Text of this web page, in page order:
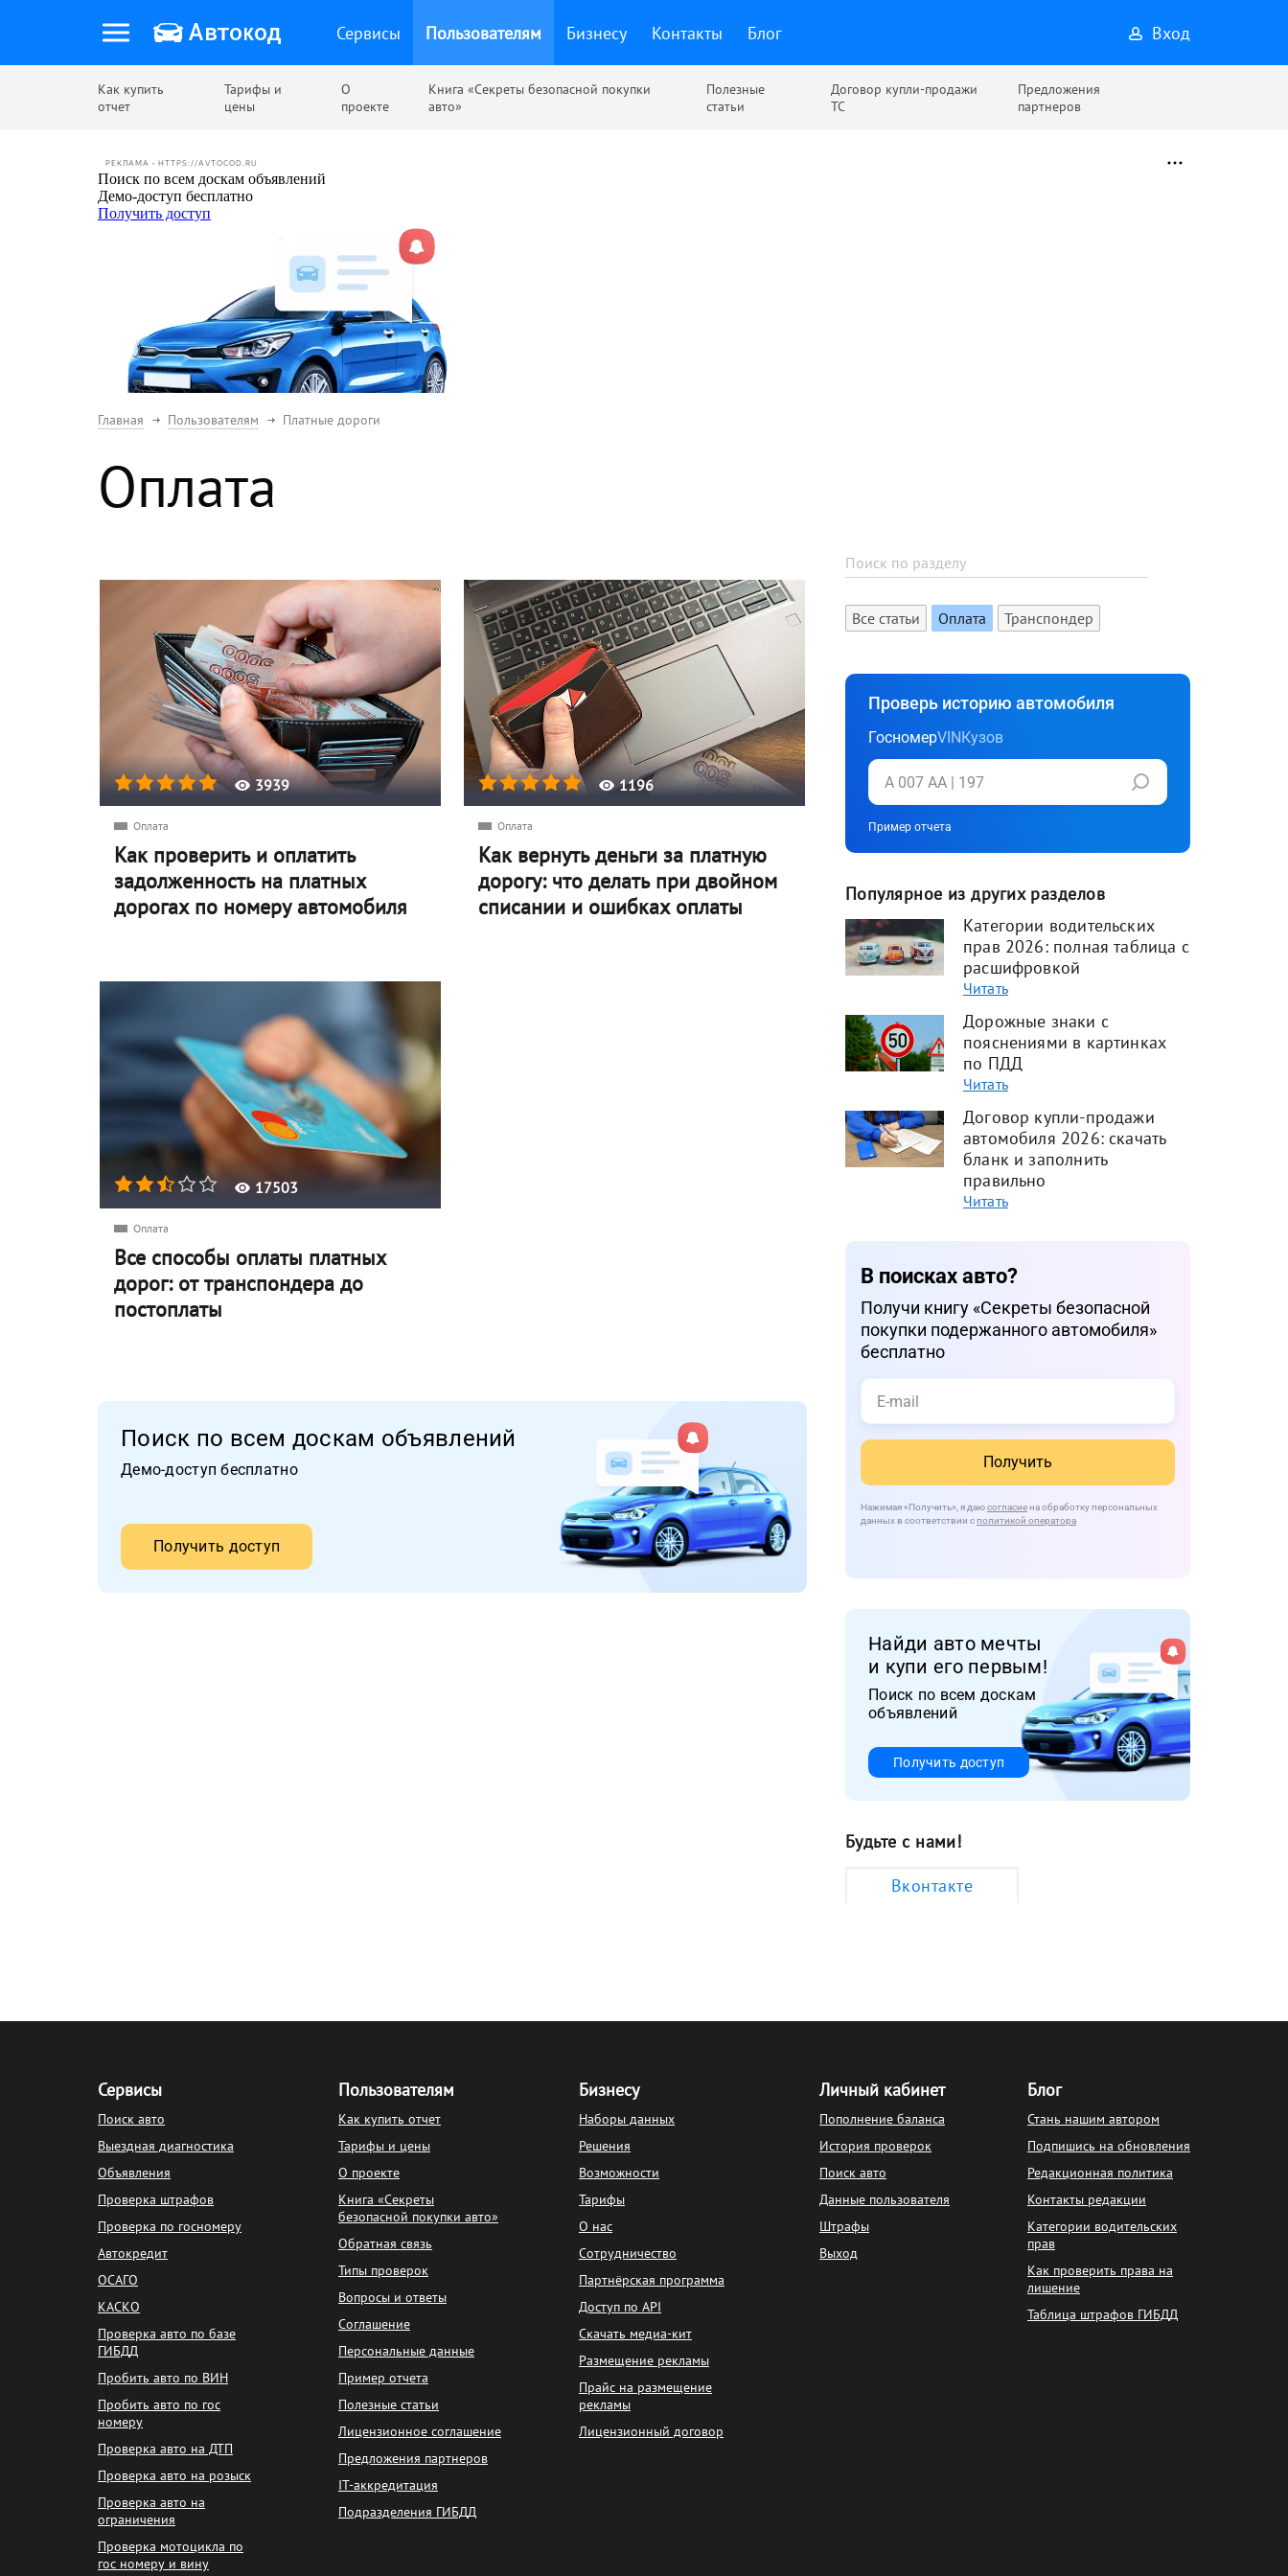
Сервисы Пользователям Бизнесу Контакты Блог Вход
Как купить
отчет
Тарифы и
цены
О
проекте
Книга «Секреты безопасной покупки
авто»
Полезные
статьи
Договор купли-продажи
ТС
Предложения
партнеров
РЕКЛАМА • HTTPS://AVTOCOD.RU
Главная Пользователям Платные дороги
Оплата
3939
Оплата
Как проверить и оплатить
задолженность на платных
дорогах по номеру автомобиля
1196
Оплата
Как вернуть деньги за платную
дорогу: что делать при двойном
списании и ошибках оплаты
17503
Оплата
Все способы оплаты платных
дорог: от транспондера до
постоплаты
Поиск по всем доскам объявлений
Демо-доступ бесплатно
Получить доступ
Все статьи Оплата Транспондер
Проверь историю автомобиля
ГосномерVINКузов
Пример отчета
Популярное из других разделов
Категории водительских
прав 2026: полная таблица с
расшифровкой
Читать
Дорожные знаки с
пояснениями в картинках
по ПДД
Читать
Договор купли-продажи
автомобиля 2026: скачать
бланк и заполнить
правильно
Читать
В поисках авто?
Получи книгу «Cекреты безопасной
покупки подержанного автомобиля»
бесплатно
Получить
Нажимая «Получить» , я даюсогласиена обработку персональных
данных в соответствии сполитикой оператора
Найди авто мечты
и купи его первым!
Поиск по всем доскам
объявлений
Получить доступ
Будьте с нами!
Вконтакте
Сервисы
Поиск авто
Выездная диагностика
Объявления
Проверка штрафов
Проверка по госномеру
Автокредит
ОСАГО
КАСКО
Проверка авто по базе
ГИБДД
Пробить авто по ВИН
Пробить авто по гос
номеру
Проверка авто на ДТП
Проверка авто на розыск
Проверка авто на
ограничения
Проверка мотоцикла по
гос номеру и вину
Пользователям
Как купить отчет
Тарифы и цены
О проекте
Книга «Секреты
безопасной покупки авто»
Обратная связь
Типы проверок
Вопросы и ответы
Соглашение
Персональные данные
Пример отчета
Полезные статьи
Лицензионное соглашение
Предложения партнеров
IT-аккредитация
Подразделения ГИБДД
Бизнесу
Наборы данных
Решения
Возможности
Тарифы
О нас
Сотрудничество
Партнёрская программа
Доступ по API
Скачать медиа-кит
Размещение рекламы
Прайс на размещение
рекламы
Лицензионный договор
Личный кабинет
Пополнение баланса
История проверок
Поиск авто
Данные пользователя
Штрафы
Выход
Блог
Стань нашим автором
Подпишись на обновления
Редакционная политика
Контакты редакции
Категории водительских
прав
Как проверить права на
лишение
Таблица штрафов ГИБДД